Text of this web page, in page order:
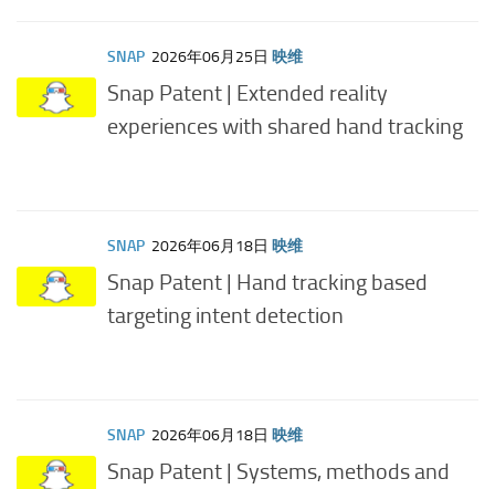
SNAP 2026年06月25日 映维
Snap Patent | Extended reality
experiences with shared hand tracking
SNAP 2026年06月18日 映维
Snap Patent | Hand tracking based
targeting intent detection
SNAP 2026年06月18日 映维
Snap Patent | Systems, methods and